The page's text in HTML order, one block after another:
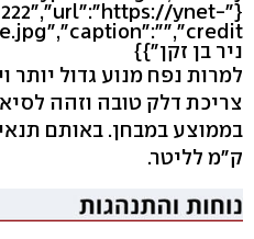
ynet-
ניר בן זקן"}}
למרות נפח מנוע גדול יותר
ק"מ לליטר.